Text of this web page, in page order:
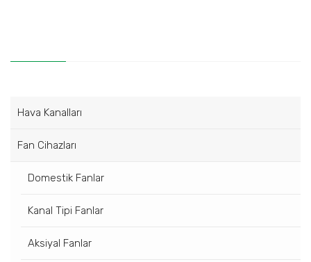
Hava Kanalları
Fan Cihazları
Domestik Fanlar
Kanal Tipi Fanlar
Aksiyal Fanlar